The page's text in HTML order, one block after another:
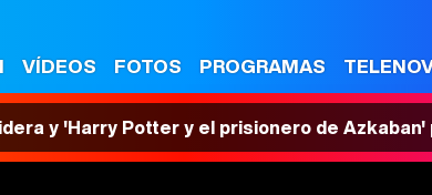
VÍDEOS FOTOS PROGRAMAS
y 'Harry Potter y el prisionero de